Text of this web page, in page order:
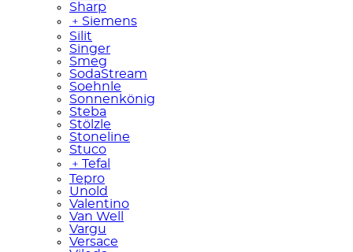
Sharp
﹢ Siemens
Silit
Singer
Smeg
SodaStream
Soehnle
Sonnenkönig
Steba
Stölzle
Stoneline
Stuco
﹢ Tefal
Tepro
Unold
Valentino
Van Well
Vargu
Versace